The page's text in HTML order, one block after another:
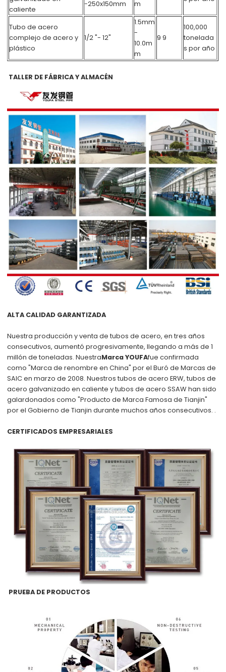
caliente
-250x150mm m
Tubo de acero
complejo de acero y
plástico
1/2 "- 12"
1.5mm
-
10.0m
m
9 9
100,000
tonelada
s por año
TALLER DE FÁBRICA Y ALMACÉN
ALTA CALIDAD GARANTIZADA
Nuestra producción y venta de tubos de acero, en tres años
consecutivos, aumentó progresivamente, llegando a más de 1
millón de toneladas. NuestraMarca YOUFAfue confirmada
como "Marca de renombre en China" por el Buró de Marcas de
SAIC en marzo de 2008. Nuestros tubos de acero ERW, tubos de
acero galvanizado en caliente y tubos de acero SSAW han sido
galardonados como "Producto de Marca Famosa de Tianjin"
por el Gobierno de Tianjin durante muchos años consecutivos. .
CERTIFICADOS EMPRESARIALES
PRUEBA DE PRODUCTOS